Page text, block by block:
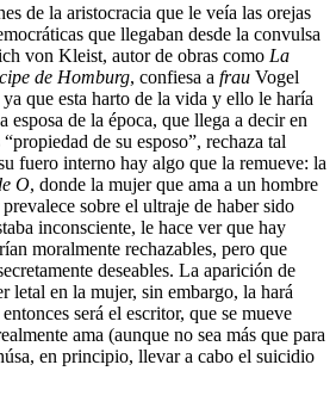
de la aristocracia que le veía las orejas
que llegaban desde la convulsa
von Kleist, autor de obras como La
de Homburg, confiesa a frau Vogel
que esta harto de la vida y ello le haría
de la época, que llega a decir en
de su esposo”, rechaza tal
fuero interno hay algo que la remueve: la
O, donde la mujer que ama a un hombre
sobre el ultraje de haber sido
inconsciente, le hace ver que hay
moralmente rechazables, pero que
deseables. La aparición de
letal en la mujer, sin embargo, la hará
será el escritor, que se mueve
ama (aunque no sea más que para
en principio, llevar a cabo el suicidio